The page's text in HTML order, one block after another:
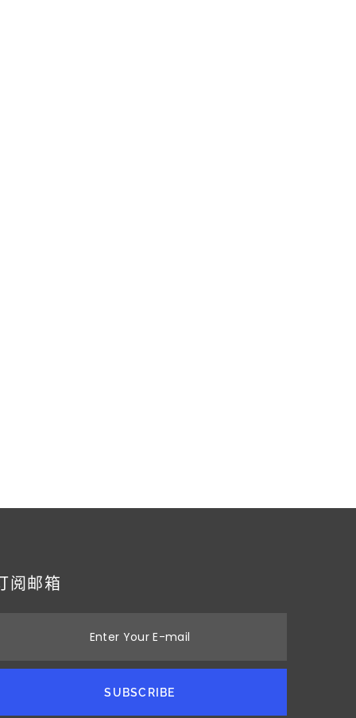
阅邮箱
Enter Your E-mail
SUBSCRIBE